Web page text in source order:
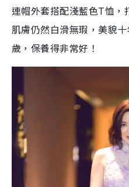
連帽外套搭配淺藍色T恤，
肌膚仍然白滑無瑕，美貌
歲，保養得非常好！